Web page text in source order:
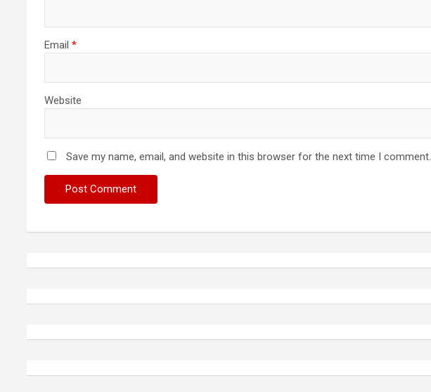
Email *
Website
Save my name, email, and website in this browser for the next time I comment.